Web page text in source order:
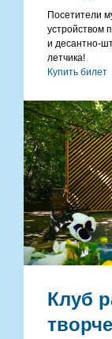
Посетители
устройством
и десантно-
летчика!
Купить билет
Клуб